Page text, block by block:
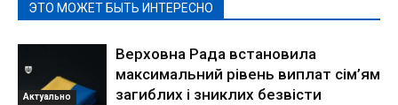
ЭТО МОЖЕТ БЫТЬ ИНТЕРЕСНО
Актуально
Верховна Рада встановила
максимальний рівень виплат сім’ям
загиблих і зниклих безвісти